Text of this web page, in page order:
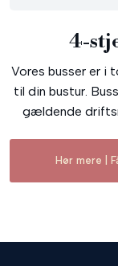
4-
Vores busser er i
til din bustur.
gældende
Hør mere |